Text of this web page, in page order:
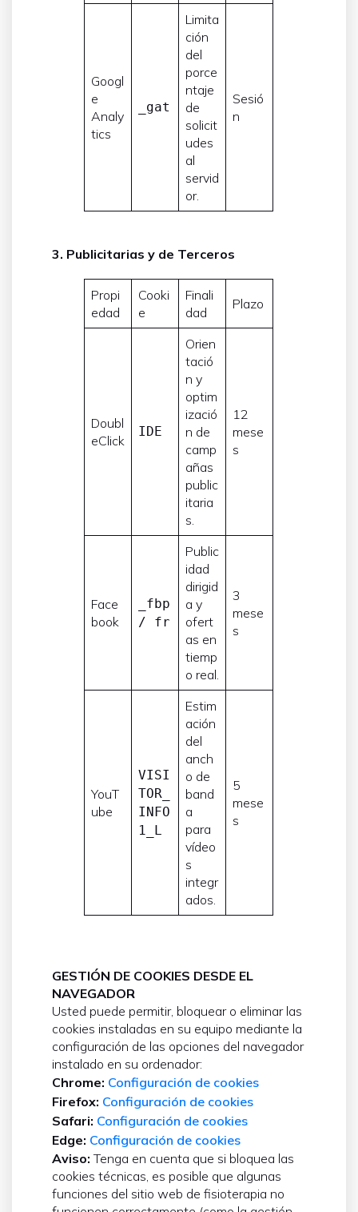
Googl
e
Analy
tics
_gat
Limita
ción
del
porce
ntaje
de
solicit
udes
al
servid
or.
Sesió
n
3. Publicitarias y de Terceros
Propi
edad
Cooki
e
Finali
dad
Plazo
Doubl
eClick
IDE
Orien
tació
n y
optim
izació
n de
camp
añas
public
itaria
s.
12
mese
s
Face
book
_fbp
/ fr
Public
idad
dirigid
a y
ofert
as en
tiemp
o real.
3
mese
s
YouT
ube
VISI
TOR_
INFO
1_L
Estim
ación
del
anch
o de
band
a
para
vídeo
s
integr
ados.
5
mese
s
GESTIÓN DE COOKIES DESDE EL
NAVEGADOR
Usted puede permitir, bloquear o eliminar las
cookies instaladas en su equipo mediante la
configuración de las opciones del navegador
instalado en su ordenador:
Chrome: Configuración de cookies
Firefox: Configuración de cookies
Safari: Configuración de cookies
Edge: Configuración de cookies
Aviso: Tenga en cuenta que si bloquea las
cookies técnicas, es posible que algunas
funciones del sitio web de fisioterapia no